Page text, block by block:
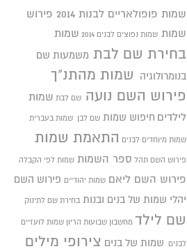
שמות פופולאריים לבנות 2014 פירוש
שמות שמות נפוצים לבנים 2014 שמות
בחירת שם לבת משמעות שם
בנומרולוגיה
שמות מהתנ"ך
פירוש השם נועה
שם לבת שמות
לילדים חיפוש שמות שם לבן שמות בעברית
שמות מיוחדים לבנים התאמת שמות
פירוש השם תהל ספר השמות שמות לפי הקבלה
פירוש השם ליאם שמות יהודיים פירוש השם
יהלי שמות של בנים ובנות בחירת שם לתינוק
שם לילד מחשבון שבועות הריון שמות לועזיים
לבנים שמות של בנים צירופי מילים